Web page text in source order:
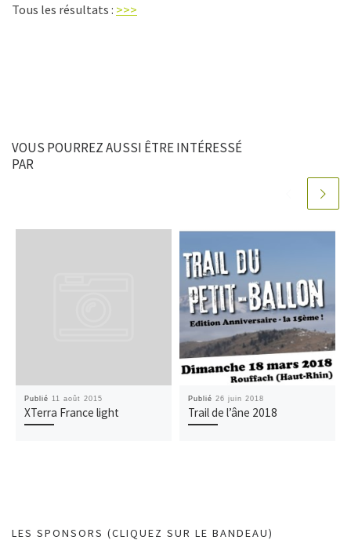
Tous les résultats : >>>
VOUS POURREZ AUSSI ÊTRE INTÉRESSÉ
PAR
Publié 11 août 2015
XTerra France light
Publié 26 juin 2018
Trail de l’âne 2018
LES SPONSORS (CLIQUEZ SUR LE BANDEAU)